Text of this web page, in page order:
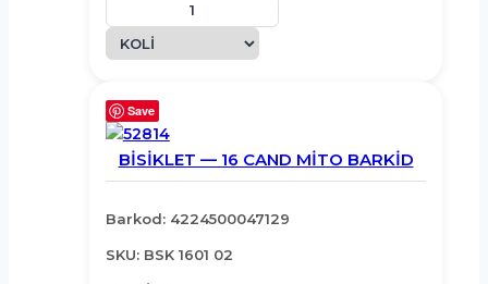
Save
BİSİKLET — 16 CAND MİTO BARKİD
Barkod: 4224500047129
SKU: BSK 1601 02